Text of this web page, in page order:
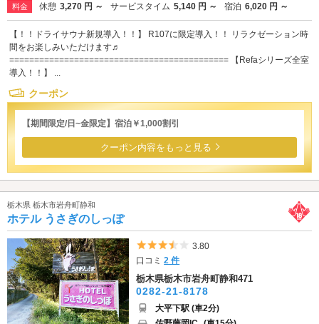
料金 休憩 3,270 円 ～ サービスタイム 5,140 円 ～ 宿泊 6,020 円 ～
【！！ドライサウナ新規導入！！】 R107に限定導入！！ リラクゼーション時
間をお楽しみいただけます♬
============================================ 【Refaシリーズ全室
導入！！】 ...
クーポン
【期間限定/日~金限定】宿泊￥1,000割引
クーポン内容をもっと見る
栃木県 栃木市岩舟町静和
ホテル うさぎのしっぽ
5つ星のうち3.5
3.80
口コミ2 件
栃木県栃木市岩舟町静和471
0282-21-8178
大平下駅 (車2分)